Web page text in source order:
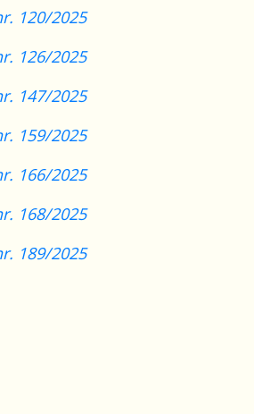
120/2025
126/2025
147/2025
159/2025
166/2025
168/2025
189/2025